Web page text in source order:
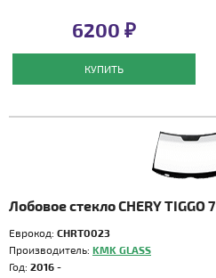
6200 ₽
КУПИТЬ
Лобовое стекло CHERY TIGGO 7
Еврокод: CHRT0023
Производитель: KMK GLASS
Год: 2016 -